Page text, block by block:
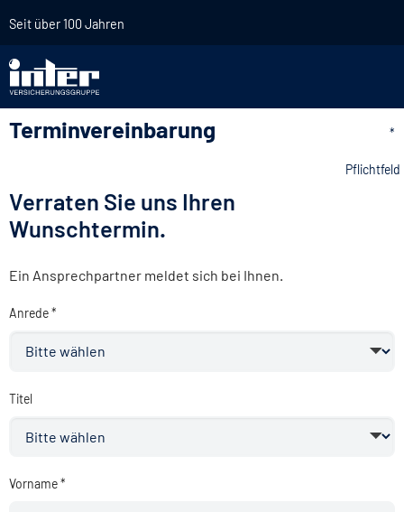
Seit über 100 Jahren
Terminvereinbarung *
Pflichtfeld
Verraten Sie uns Ihren
Wunschtermin.
Ein Ansprechpartner meldet sich bei Ihnen.
Anrede *
Titel
Vorname *